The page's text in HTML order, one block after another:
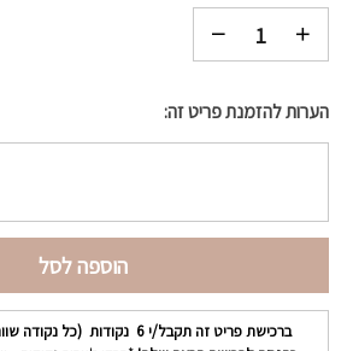
הערות להזמנת פריט זה:
הוספה לסל
ברכישת פריט זה תקבל/י6 נקודות (כל נקודה